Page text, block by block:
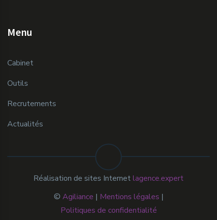
Menu
Cabinet
Outils
Recrutements
Actualités
© Agiliance | Mentions légales |
Politiques de confidentialité
Réalisation de sites Internetlagence.expert